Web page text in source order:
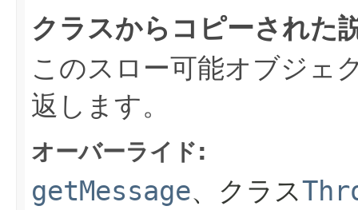
クラスからコピーされた
このスロー可能オブジェ
返します。
オーバーライド:
getMessage、クラス